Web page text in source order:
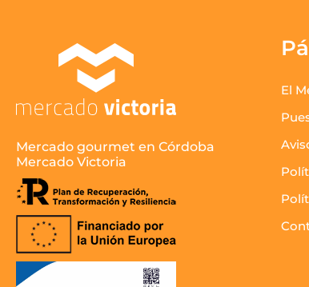
Mercado gourmet en Córdoba
Mercado Victoria
El